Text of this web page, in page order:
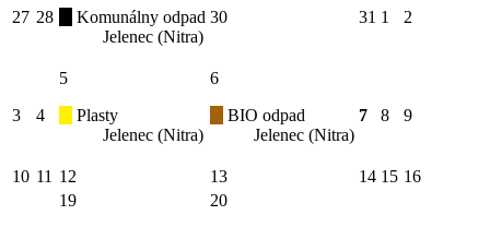
27 28
Komunálny odpad
Jelenec (Nitra)
30 31 1 2
3 4
5
Plasty
Jelenec (Nitra)
6
BIO odpad
Jelenec (Nitra)
7 8 9
10 11 12 13 14 15 16
19
20